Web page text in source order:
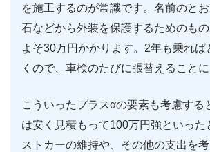
を施工するのが常識です。名前のと
石などから外装を保護するためのも
よそ30万円かかります。2年も乗れば
くので、車検のたびに張替えること
こういったプラスαの要素も考慮する
は安く見積もって100万円強といった
ストカーの維持や、その他の支出を